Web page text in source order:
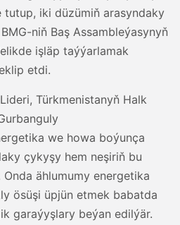
iki düzümiň arasyndaky
niň Baş Assambleýasynyň
işläp taýýarlamak
etdi.
Türkmenistanyň Halk
we howa boýunça
çykyşy hem neşiriň bu
ählumumy energetika
ösüşi üpjün etmek babatda
garaýyşlary beýan edilýär.